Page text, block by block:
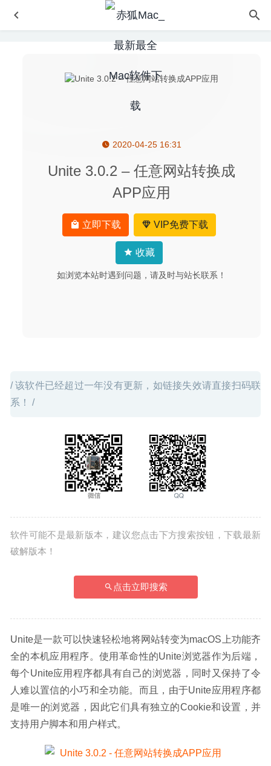
2020-04-25 16:31
Unite 3.0.2 – 任意网站转换成
APP应用
立即下载 VIP免费下载
收藏
如浏览本站时遇到问题，请及时与站长联系！
/ 该软件已经超过一年没有更新，如链接失效请直接扫码联
系！ /
软件可能不是最新版本，建议您点击下方搜索按钮，下载最新
破解版本！
点击立即搜索
Unite是一款可以快速轻松地将网站转变为macOS上功能齐
全的本机应用程序。使用革命性的Unite浏览器作为后端，
每个Unite应用程序都具有自己的浏览器，同时又保持了令
人难以置信的小巧和全功能。而且，由于Unite应用程序都
是唯一的浏览器，因此它们具有独立的Cookie和设置，并
支持用户脚本和用户样式。
Type Fu 4.7.2 – 打字练习工具 2020-05-11
HazeOver 1.8.6 中文版-非常优秀的多个窗口管理工具
RapidWeaver 8.6.1 (20831) – 非常受欢迎的网页设计开发
2020-04-09
Kaleidoscope 2.3.1(1441) – 功能强大的文件对比工具
CrossOver 19.0.2 – MacOS平台快速运行Windows软件
2020-06-13